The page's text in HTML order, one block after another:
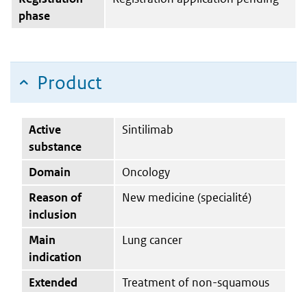
phase
Product
Active
substance
Sintilimab
Domain
Oncology
Reason of
inclusion
New medicine (specialité)
Main
indication
Lung cancer
Extended
Treatment of non-squamous